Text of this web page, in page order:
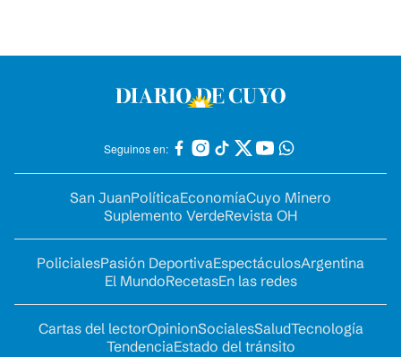
Seguinos en:
San JuanPolíticaEconomíaCuyo Minero
Suplemento VerdeRevista OH
PolicialesPasión DeportivaEspectáculosArgentina
El MundoRecetasEn las redes
Cartas del lectorOpinionSocialesSaludTecnología
TendenciaEstado del tránsito